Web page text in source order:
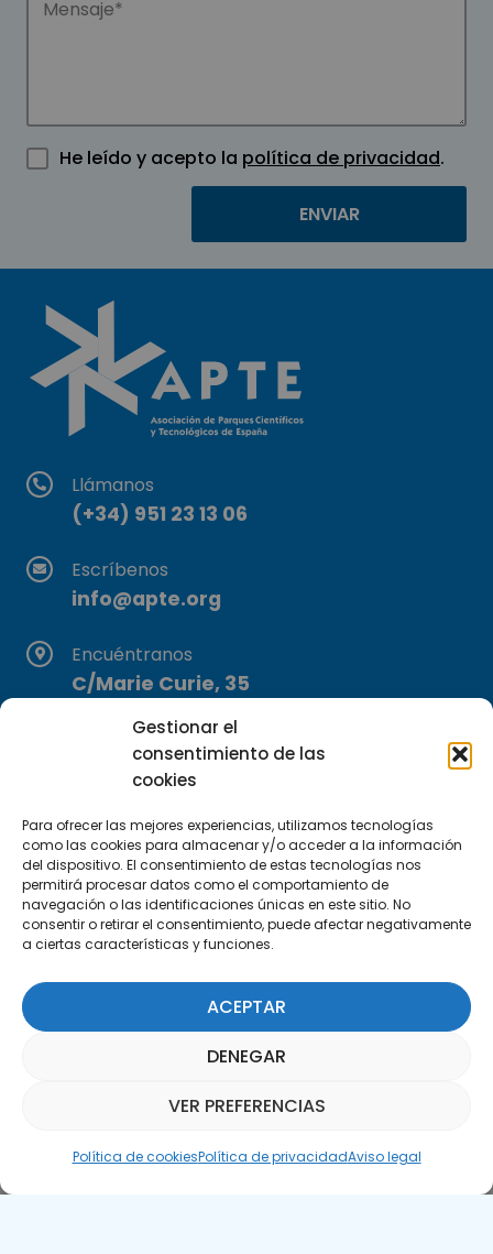
Gestionar el
consentimiento de las
cookies
Para ofrecer las mejores experiencias, utilizamos tecnologías
como las cookies para almacenar y/o acceder a la información
del dispositivo. El consentimiento de estas tecnologías nos
permitirá procesar datos como el comportamiento de
navegación o las identificaciones únicas en este sitio. No
consentir o retirar el consentimiento, puede afectar negativamente
a ciertas características y funciones.
ACEPTAR
DENEGAR
VER PREFERENCIAS
Política de cookiesPolítica de privacidadAviso legal
He leído y acepto la política de privacidad.
Llámanos
(+34) 951 23 13 06
Escríbenos
info@apte.org
Encuéntranos
C/Marie Curie, 35
29590 Campanillas, Málaga
Suscríbete a nuestra Newsletter
SUSCRÍBETE AQUÍ